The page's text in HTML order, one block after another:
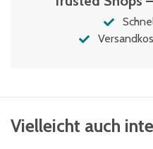
Vielleicht auch